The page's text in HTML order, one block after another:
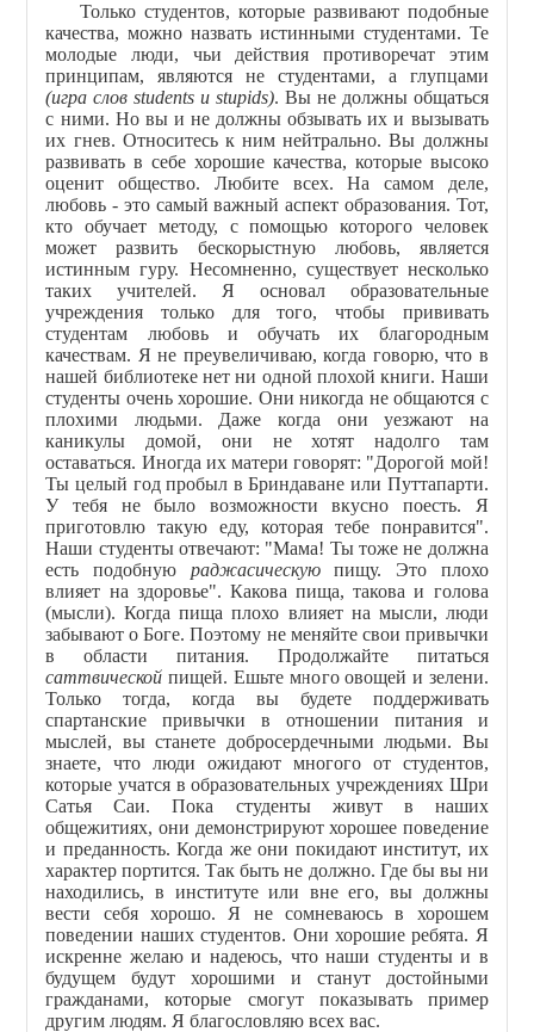
Только студентов, которые развивают подобные
качества, можно назвать истинными студентами. Те
молодые люди, чьи действия противоречат этим
принципам, являются не студентами, а глупцами
(игра слов students и stupids). Вы не должны общаться
с ними. Но вы и не должны обзывать их и вызывать
их гнев. Относитесь к ним нейтрально. Вы должны
развивать в себе хорошие качества, которые высоко
оценит общество. Любите всех. На самом деле,
любовь - это самый важный аспект образования. Тот,
кто обучает методу, с помощью которого человек
может развить бескорыстную любовь, является
истинным гуру. Несомненно, существует несколько
таких учителей. Я основал образовательные
учреждения только для того, чтобы прививать
студентам любовь и обучать их благородным
качествам. Я не преувеличиваю, когда говорю, что в
нашей библиотеке нет ни одной плохой книги. Наши
студенты очень хорошие. Они никогда не общаются с
плохими людьми. Даже когда они уезжают на
каникулы домой, они не хотят надолго там
оставаться. Иногда их матери говорят: "Дорогой мой!
Ты целый год пробыл в Бриндаване или Путтапарти.
У тебя не было возможности вкусно поесть. Я
приготовлю такую еду, которая тебе понравится".
Наши студенты отвечают: "Мама! Ты тоже не должна
есть подобную раджасическуюпищу. Это плохо
влияет на здоровье". Какова пища, такова и голова
(мысли). Когда пища плохо влияет на мысли, люди
забывают о Боге. Поэтому не меняйте свои привычки
в области питания. Продолжайте питаться
саттвической пищей. Ешьте много овощей и зелени.
Только тогда, когда вы будете поддерживать
спартанские привычки в отношении питания и
мыслей, вы станете добросердечными людьми. Вы
знаете, что люди ожидают многого от студентов,
которые учатся в образовательных учреждениях Шри
Сатья Саи. Пока студенты живут в наших
общежитиях, они демонстрируют хорошее поведение
и преданность. Когда же они покидают институт, их
характер портится. Так быть не должно. Где бы вы ни
находились, в институте или вне его, вы должны
вести себя хорошо. Я не сомневаюсь в хорошем
поведении наших студентов. Они хорошие ребята. Я
искренне желаю и надеюсь, что наши студенты и в
будущем будут хорошими и станут достойными
гражданами, которые смогут показывать пример
другим людям. Я благословляю всех вас.